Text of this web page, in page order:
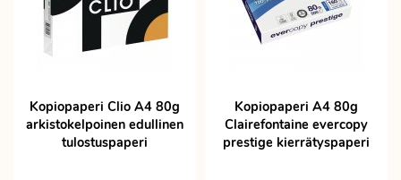
Kopiopaperi Clio A4 80g
arkistokelpoinen edullinen
tulostuspaperi
Kopiopaperi A4 80g
Clairefontaine evercopy
prestige kierrätyspaperi